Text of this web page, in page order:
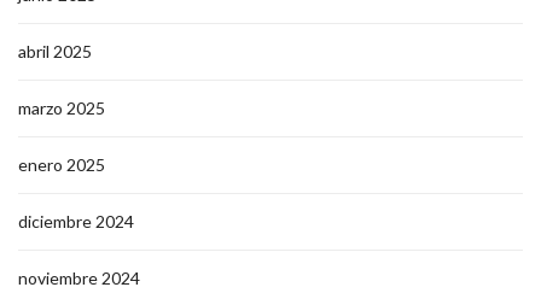
abril 2025
marzo 2025
enero 2025
diciembre 2024
noviembre 2024